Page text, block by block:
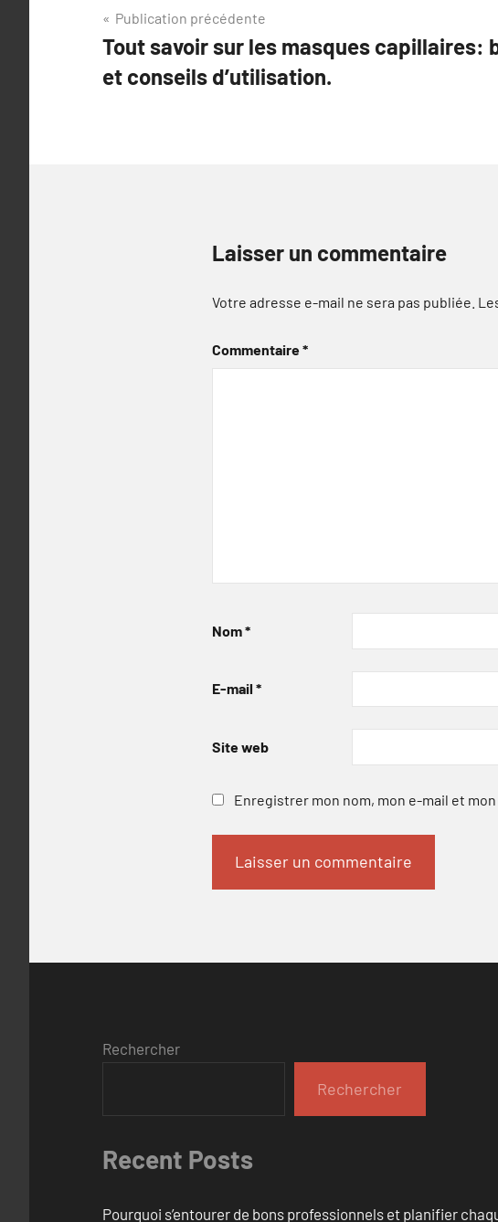
Navigation
de
l’article
Publication précédente
Tout savoir sur les masques capillaires:
et conseils d’utilisation.
Laisser un commentaire
Votre adresse e-mail ne sera pas publiée.
Commentaire*
Nom*
E-mail *
Site web
Enregistrer mon nom, mon e-mail et
Rechercher
Rechercher
Recent Posts
Pourquoi s’entourer de bons professionnels et planifier